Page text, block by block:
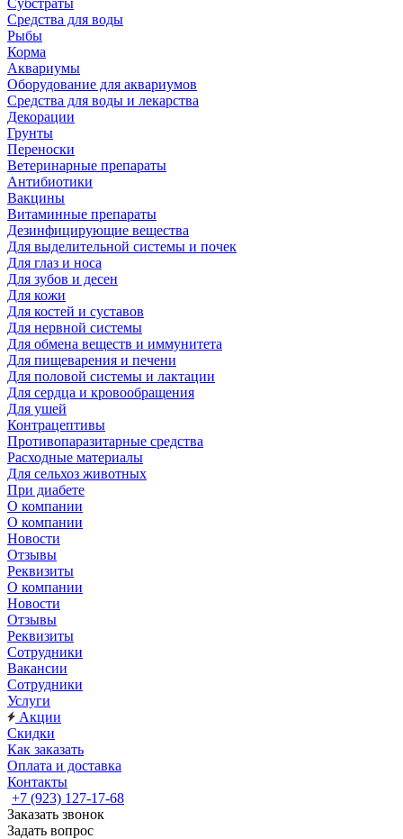
Субстраты
Средства для воды
Рыбы
Корма
Аквариумы
Оборудование для аквариумов
Средства для воды и лекарства
Декорации
Грунты
Переноски
Ветеринарные препараты
Антибиотики
Вакцины
Витаминные препараты
Дезинфицирующие вещества
Для выделительной системы и почек
Для глаз и носа
Для зубов и десен
Для кожи
Для костей и суставов
Для нервной системы
Для обмена веществ и иммунитета
Для пищеварения и печени
Для половой системы и лактации
Для сердца и кровообращения
Для ушей
Контрацептивы
Противопаразитарные средства
Расходные материалы
Для сельхоз животных
При диабете
О компании
О компании
Новости
Отзывы
Реквизиты
О компании
Новости
Отзывы
Реквизиты
Сотрудники
Вакансии
Сотрудники
Услуги
Акции
Скидки
Как заказать
Оплата и доставка
Контакты
+7 (923) 127-17-68
Заказать звонок
Задать вопрос